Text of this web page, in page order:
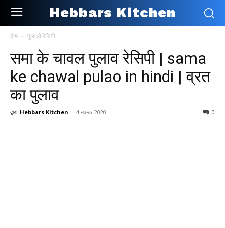
Hebbars Kitchen
होम पुलाओ रेसिपी
समा के चावल पुलाव रेसिपी | sama
ke chawal pulao in hindi | व्रत
का पुलाव
द्वारा Hebbars Kitchen - 4 नवम्बर 2020 0